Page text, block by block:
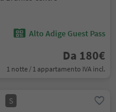
Alto Adige Guest Pass
Da 180€
1 notte / 1 appartamento IVA incl.
S